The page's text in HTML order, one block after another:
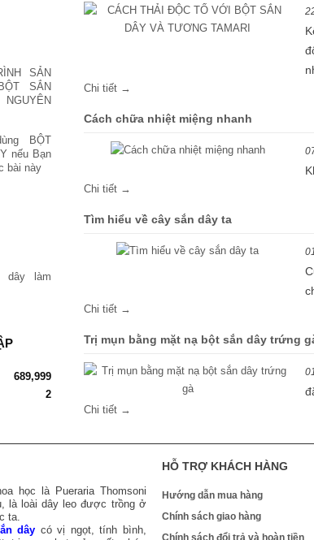
Chi tiết →
Cách chữa nhiệt miệng nhanh
Chi tiết →
Tìm hiểu về cây sắn dây ta
Chi tiết →
Trị mụn bằng mặt nạ bột sắn dây trứng
Chi tiết →
SẢN
SẮN
BỘT
nếu Bạn
bài này
dây làm
689,999
2
học là Pueraria Thomsoni
là loài dây leo được trồng ở
ta.
dây có vị ngọt, tính bình,
HỖ TRỢ KHÁCH HÀNG
Hướng dẫn mua hàng
Chính sách giao hàng
Chính sách đổi trả và hoàn tiền